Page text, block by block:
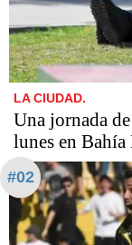
LA CIUDAD.
Una jornada
lunes en Bahía
#02